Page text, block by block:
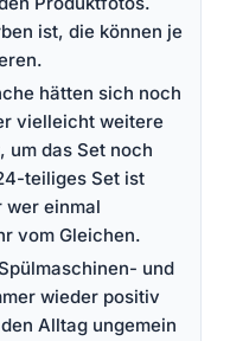
ist, die können je
hätten sich noch
vielleicht weitere
um das Set noch
teiliges Set ist
wer einmal
vom Gleichen.
und
wieder positiv
Alltag ungemein